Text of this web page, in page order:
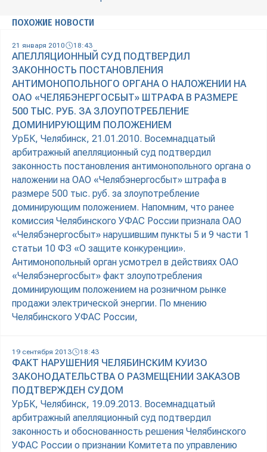
ПОХОЖИЕ НОВОСТИ
21 января 2010 18:43
АПЕЛЛЯЦИОННЫЙ СУД ПОДТВЕРДИЛ
ЗАКОННОСТЬ ПОСТАНОВЛЕНИЯ
АНТИМОНОПОЛЬНОГО ОРГАНА О НАЛОЖЕНИИ НА
ОАО «ЧЕЛЯБЭНЕРГОСБЫТ» ШТРАФА В РАЗМЕРЕ
500 ТЫС. РУБ. ЗА ЗЛОУПОТРЕБЛЕНИЕ
ДОМИНИРУЮЩИМ ПОЛОЖЕНИЕМ
УрБК, Челябинск, 21.01.2010. Восемнадцатый
арбитражный апелляционный суд подтвердил
законность постановления антимонопольного органа о
наложении на ОАО «Челябэнергосбыт» штрафа в
размере 500 тыс. руб. за злоупотребление
доминирующим положением. Напомним, что ранее
комиссия Челябинского УФАС России признала ОАО
«Челябэнергосбыт» нарушившим пункты 5 и 9 части 1
статьи 10 ФЗ «О защите конкуренции».
Антимонопольный орган усмотрел в действиях ОАО
«Челябэнергосбыт» факт злоупотребления
доминирующим положением на розничном рынке
продажи электрической энергии. По мнению
Челябинского УФАС России,
19 сентября 2013 18:43
ФАКТ НАРУШЕНИЯ ЧЕЛЯБИНСКИМ КУИЗО
ЗАКОНОДАТЕЛЬСТВА О РАЗМЕЩЕНИИ ЗАКАЗОВ
ПОДТВЕРЖДЕН СУДОМ
УрБК, Челябинск, 19.09.2013. Восемнадцатый
арбитражный апелляционный суд подтвердил
законность и обоснованность решения Челябинского
УФАС России о признании Комитета по управлению